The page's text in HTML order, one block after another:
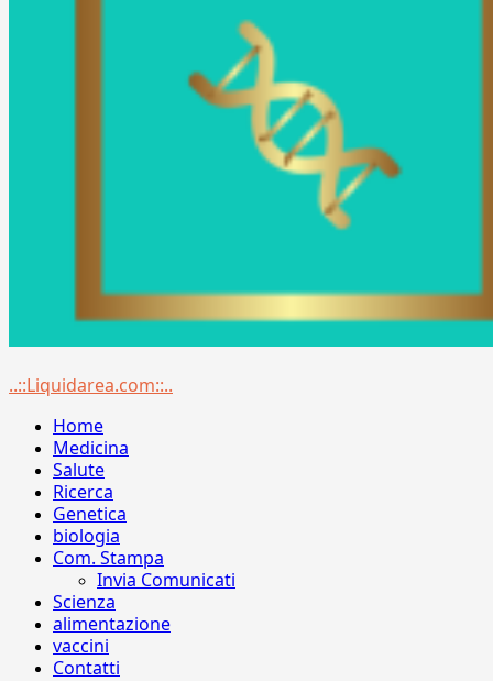
Menu
..::Liquidarea.com::..
Home
Medicina
Salute
Ricerca
Genetica
biologia
Com. Stampa
Invia Comunicati
Scienza
alimentazione
vaccini
Contatti